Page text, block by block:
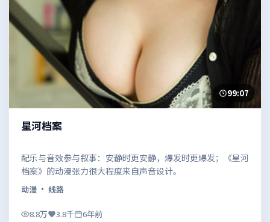
99:07
星河档案
配乐与音效参与叙事：安静时更安静，爆发时更爆发；《星河
档案》的动漫张力很大程度来自声音设计。
动漫 · 线路
8.8万 3.8千 6年前